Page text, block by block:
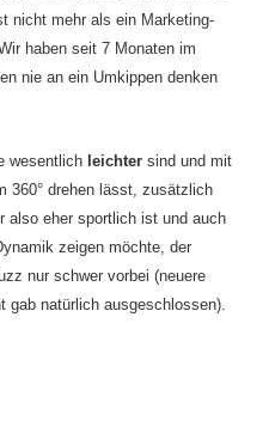
nicht mehr als ein Marketing-
haben seit 7 Monaten im
nie an ein Umkippen denken
wesentlich leichter sind und mit
360° drehen lässt, zusätzlich
also eher sportlich ist und auch
zeigen möchte, der
nur schwer vorbei (neuere
gab natürlich ausgeschlossen).